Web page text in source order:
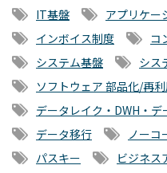
IT基盤
アプリケー
インボイス制度
コ
システム基盤
シス
ソフトウェア 部品化/再
データレイク・DWH・デ
データ移行
ノーコ
パスキー
ビジネス